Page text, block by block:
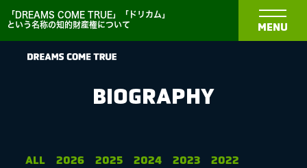
「DREAMS COME TRUE」「ドリカム」
という名称の知的財産権について
MENU
BIOGRAPHY
ALL 2026 2025 2024 2023 2022